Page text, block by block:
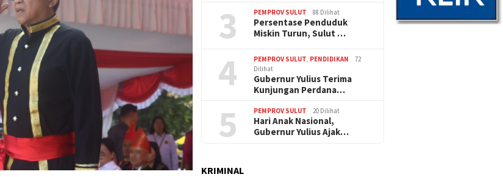
3 PEMPROV SULUT 88 Dilihat
Persentase Penduduk
Miskin Turun, Sulut …
4 PEMPROV SULUT PENDIDIKAN
72
Dilihat
Gubernur Yulius Terima
Kunjungan Perdana…
5 PEMPROV SULUT 20 Dilihat
Hari Anak Nasional,
Gubernur Yulius Ajak…
KRIMINAL